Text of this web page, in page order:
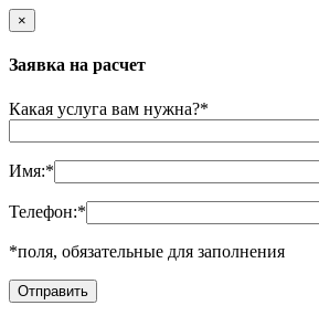
×
Заявка на расчет
Какая услуга вам нужна?*
Имя:*
Телефон:*
*поля, обязательные для заполнения